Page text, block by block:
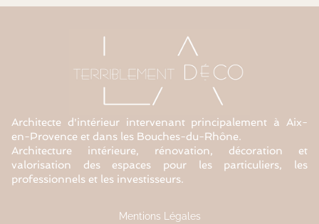
Architecte d'intérieur intervenant principalement à Aix-
en-Provence et dans les Bouches-du-Rhône.
Architecture intérieure, rénovation, décoration et
valorisation des espaces pour les particuliers, les
professionnels et les investisseurs.
Mentions Légales